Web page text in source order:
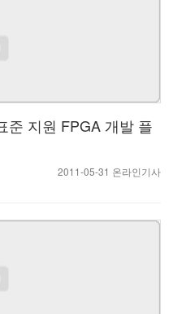
준 지원 FPGA 개발 플
2011-05-31 온라인기사